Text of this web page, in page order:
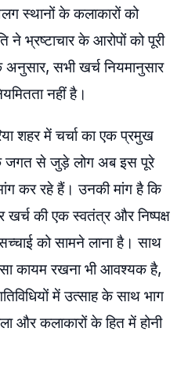
स्थानों के कलाकारों को
ने भ्रष्टाचार के आरोपों को पूरी
अनुसार, सभी खर्च नियमानुसार
नहीं है।
शहर में चर्चा का एक प्रमुख
जगत से जुड़े लोग अब इस पूरे
कर रहे हैं। उनकी मांग है कि
की एक स्वतंत्र और निष्पक्ष
को सामने लाना है। साथ
कायम रखना भी आवश्यक है,
में उत्साह के साथ भाग
और कलाकारों के हित में होनी